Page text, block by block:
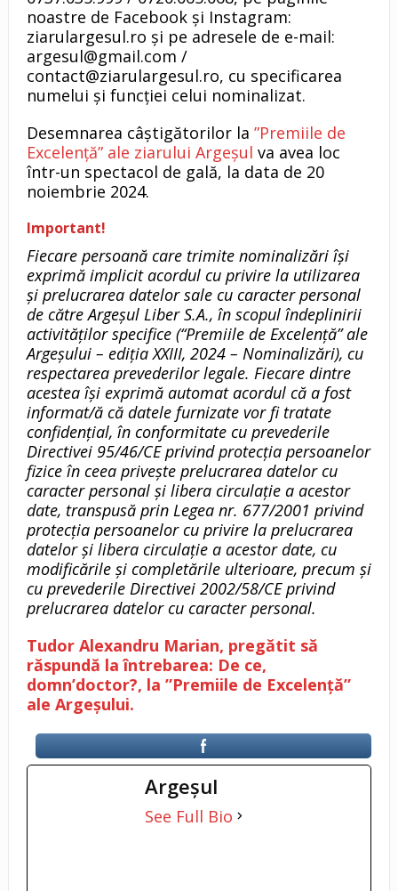
noastre de Facebook și Instagram:
ziarulargesul.ro și pe adresele de e-mail:
argesul@gmail.com /
contact@ziarulargesul.ro, cu specificarea
numelui și funcției celui nominalizat.
Desemnarea câștigătorilor la ”Premiile de
Excelență” ale ziarului Argeșul va avea loc
într-un spectacol de gală, la data de 20
noiembrie 2024.
Important!
Fiecare persoană care trimite nominalizări își
exprimă implicit acordul cu privire la utilizarea
şi prelucrarea datelor sale cu caracter personal
de către Argeșul Liber S.A., în scopul îndeplinirii
activităţilor specifice (“Premiile de Excelență” ale
Argeșului – ediția XXIII, 2024 – Nominalizări), cu
respectarea prevederilor legale. Fiecare dintre
acestea își exprimă automat acordul că a fost
informat/ă că datele furnizate vor fi tratate
confidenţial, în conformitate cu prevederile
Directivei 95/46/CE privind protecţia persoanelor
fizice în ceea priveşte prelucrarea datelor cu
caracter personal şi libera circulaţie a acestor
date, transpusă prin Legea nr. 677/2001 privind
protecţia persoanelor cu privire la prelucrarea
datelor şi libera circulaţie a acestor date, cu
modificările şi completările ulterioare, precum şi
cu prevederile Directivei 2002/58/CE privind
prelucrarea datelor cu caracter personal.
Tudor Alexandru Marian, pregătit să
răspundă la întrebarea: De ce,
domn’doctor?, la ”Premiile de Excelență”
ale Argeșului.
Argeşul
See Full Bio